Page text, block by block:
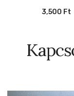
3,500 Ft